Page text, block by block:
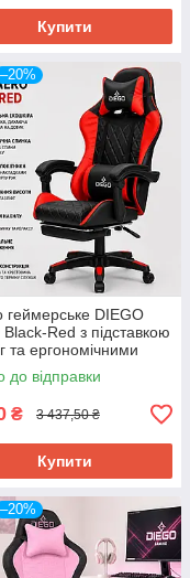
Купити
–20%
геймерське DIEGO
Red з підставкою
та ергономічними
до відправки
₴ 3 437,50 ₴
Купити
–20%